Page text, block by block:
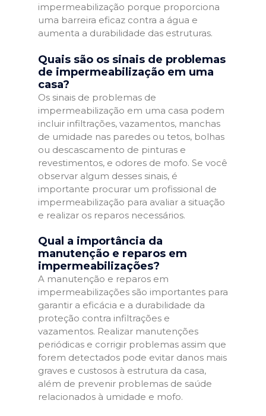
impermeabilização porque proporciona
uma barreira eficaz contra a água e
aumenta a durabilidade das estruturas.
Quais são os sinais de problemas
de impermeabilização em uma
casa?
Os sinais de problemas de
impermeabilização em uma casa podem
incluir infiltrações, vazamentos, manchas
de umidade nas paredes ou tetos, bolhas
ou descascamento de pinturas e
revestimentos, e odores de mofo. Se você
observar algum desses sinais, é
importante procurar um profissional de
impermeabilização para avaliar a situação
e realizar os reparos necessários.
Qual a importância da
manutenção e reparos em
impermeabilizações?
A manutenção e reparos em
impermeabilizações são importantes para
garantir a eficácia e a durabilidade da
proteção contra infiltrações e
vazamentos. Realizar manutenções
periódicas e corrigir problemas assim que
forem detectados pode evitar danos mais
graves e custosos à estrutura da casa,
além de prevenir problemas de saúde
relacionados à umidade e mofo.